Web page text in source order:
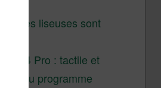
les liseuses sont
X4 Pro : tactile et
au programme